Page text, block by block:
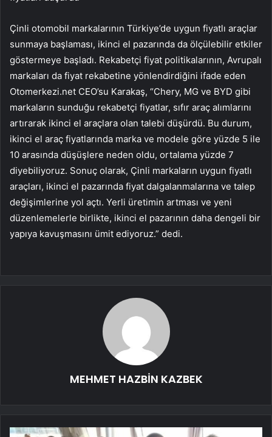
Çinli otomobil markalarının Türkiye’de uygun fiyatlı araçlar
sunmaya başlaması, ikinci el pazarında da ölçülebilir etkiler
göstermeye başladı. Rekabetçi fiyat politikalarının, Avrupalı
markaları da fiyat rekabetine yönlendirdiğini ifade eden
Otomerkezi.net CEO’su Karakaş, “Chery, MG ve BYD gibi
markaların sunduğu rekabetçi fiyatlar, sıfır araç alımlarını
artırarak ikinci el araçlara olan talebi düşürdü. Bu durum,
ikinci el araç fiyatlarında marka ve modele göre yüzde 5 ile
10 arasında düşüşlere neden oldu, ortalama yüzde 7
diyebiliyoruz. Sonuç olarak, Çinli markaların uygun fiyatlı
araçları, ikinci el pazarında fiyat dalgalanmalarına ve talep
değişimlerine yol açtı. Yerli üretimin artması ve yeni
düzenlemelerle birlikte, ikinci el pazarının daha dengeli bir
yapıya kavuşmasını ümit ediyoruz.” dedi.
MEHMET HAZBİN KAZBEK